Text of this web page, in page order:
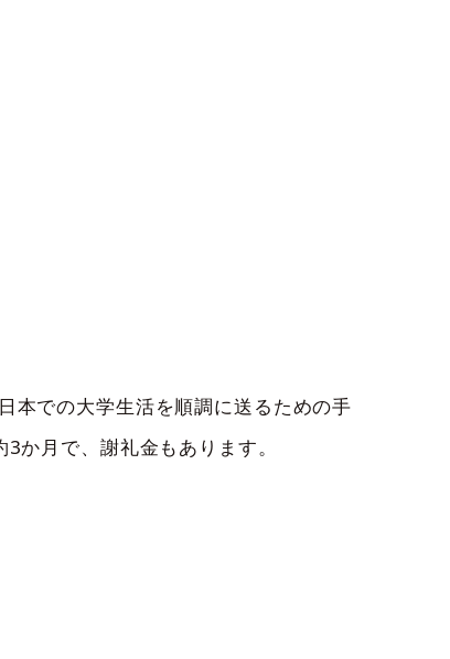
本での大学生活を順調に送るための手
か月で、謝礼金もあります。